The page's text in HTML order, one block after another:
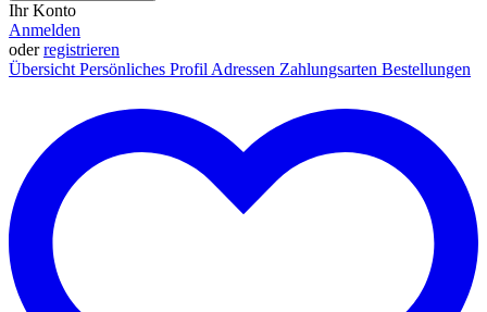
Ihr Konto
Anmelden
oderregistrieren
Übersicht Persönliches Profil Adressen Zahlungsarten Bestellungen